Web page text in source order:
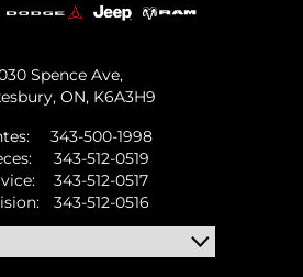
Spence Ave,
ON, K6A3H9
343-500-1998
343-512-0519
343-512-0517
343-512-0516